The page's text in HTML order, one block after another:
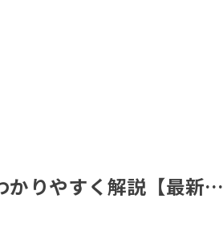
かりやすく解説【最新…